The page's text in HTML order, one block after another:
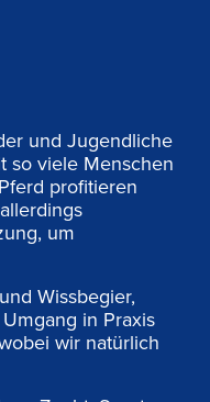
und Jugendliche
so viele Menschen
profitieren
um
Wissbegier,
in Praxis
wir natürlich